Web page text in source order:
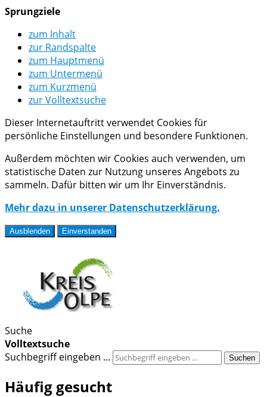
Sprungziele
zum Inhalt
zur Randspalte
zum Hauptmenü
zum Untermenü
zum Kurzmenü
zur Volltextsuche
Dieser Internetauftritt verwendet Cookies für
persönliche Einstellungen und besondere Funktionen.
Außerdem möchten wir Cookies auch verwenden, um
statistische Daten zur Nutzung unseres Angebots zu
sammeln. Dafür bitten wir um Ihr Einverständnis.
Mehr dazu in unserer Datenschutzerklärung.
Ausblenden Einverstanden
Suche
Volltextsuche
Suchbegriff eingeben ...
Suchen
Häufig gesucht